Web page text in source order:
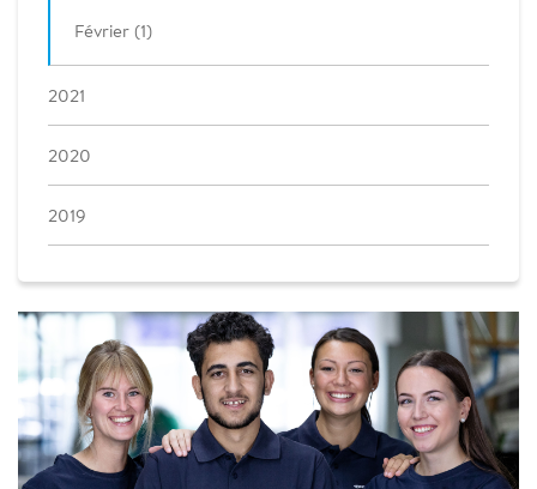
Février (1)
2021
2020
2019